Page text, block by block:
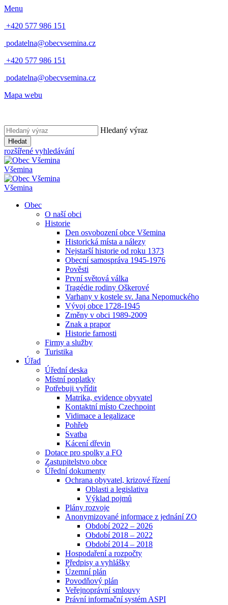
Menu
+420 577 986 151
podatelna@obecvsemina.cz
+420 577 986 151
podatelna@obecvsemina.cz
Mapa webu
Hledaný výraz
Hledat
rozšířené vyhledávání
Všemina
Všemina
Obec
O naší obci
Historie
Den osvobození obce Všemina
Historická místa a nálezy
Nejstarší historie od roku 1373
Obecní samospráva 1945-1976
Pověsti
První světová válka
Tragédie rodiny Oškerové
Varhany v kostele sv. Jana Nepomuckého
Vývoj obce 1728-1945
Změny v obci 1989-2009
Znak a prapor
Historie farnosti
Firmy a služby
Turistika
Úřad
Úřední deska
Místní poplatky
Potřebuji vyřídit
Matrika, evidence obyvatel
Kontaktní místo Czechpoint
Vidimace a legalizace
Pohřeb
Svatba
Kácení dřevin
Dotace pro spolky a FO
Zastupitelstvo obce
Úřední dokumenty
Ochrana obyvatel, krizové řízení
Oblasti a legislativa
Výklad pojmů
Plány rozvoje
Anonymizované informace z jednání ZO
Období 2022 – 2026
Období 2018 – 2022
Období 2014 – 2018
Hospodaření a rozpočty
Předpisy a vyhlášky
Územní plán
Povodňový plán
Veřejnoprávní smlouvy
Právní informační systém ASPI